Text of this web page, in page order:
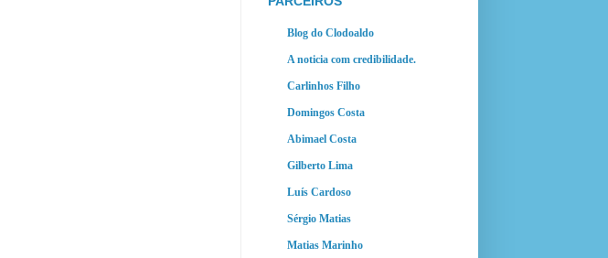
Blog do Clodoaldo
A noticia com credibilidade.
Carlinhos Filho
Domingos Costa
Abimael Costa
Gilberto Lima
Luís Cardoso
Sérgio Matias
Matias Marinho